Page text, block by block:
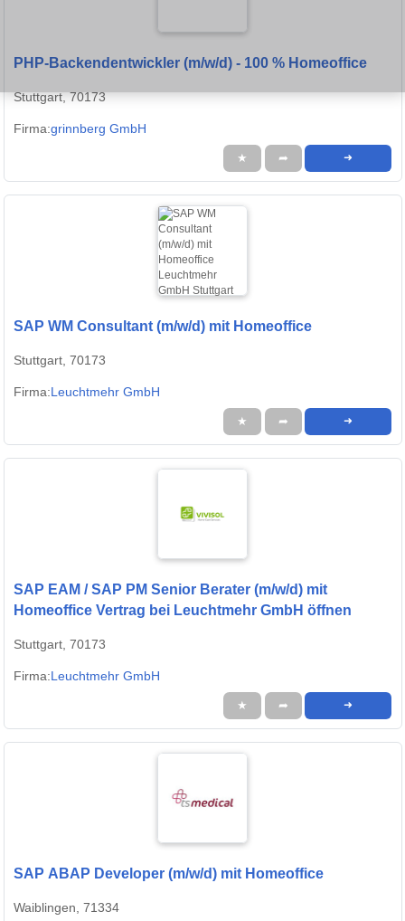
PHP-Backendentwickler (m/w/d) - 100 % Homeoffice
Stuttgart, 70173
Firma:grinnberg GmbH
★ ➦ ➜
SAP WM Consultant (m/w/d) mit Homeoffice
Stuttgart, 70173
Firma:Leuchtmehr GmbH
★ ➦ ➜
SAP EAM / SAP PM Senior Berater (m/w/d) mit
Homeoffice Vertrag bei Leuchtmehr GmbH öffnen
Stuttgart, 70173
Firma:Leuchtmehr GmbH
★ ➦ ➜
SAP ABAP Developer (m/w/d) mit Homeoffice
Waiblingen, 71334